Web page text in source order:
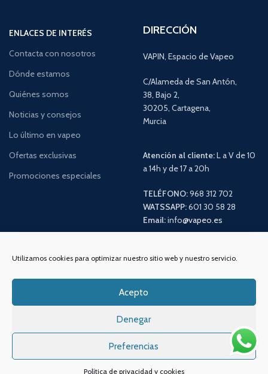
Utilizamos cookies para optimizar nuestro sitio web y nuestro servicio.
Acepto
Denegar
Preferencias
Política de privacidad y cookies
ENLACES DE INTERÉS
Contacta con nosotros
Dónde estamos
Quiénes somos
Noticias y consejos
Lo último en vapeo
Ofertas exclusivas
Promociones especiales
DIRECCIÓN
VAPIN, Espacio de Vapeo
C/Alameda de San Antón,
38, Bajo 2,
30205, Cartagena,
Murcia
Atención al cliente:L a V de 10
a 14h y de 17 a 20h
TELÉFONO:968 312 702
WATSSAPP:601 30 58 28
Email:info@vapeo.es
Sistema de envío